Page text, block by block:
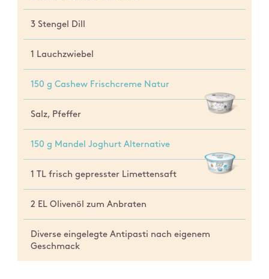
3 Stengel Dill
1 Lauchzwiebel
150 g Cashew Frischcreme Natur
Salz, Pfeffer
150 g Mandel Joghurt Alternative
1 TL frisch gepresster Limettensaft
2 EL Olivenöl zum Anbraten
Diverse eingelegte Antipasti nach eigenem
Geschmack